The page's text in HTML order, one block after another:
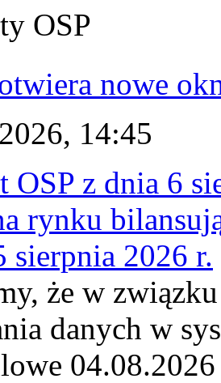
OSP
nowe
14:45
OSP z dnia 6
rynku
sierpnia 2026 r.
że w
danych w